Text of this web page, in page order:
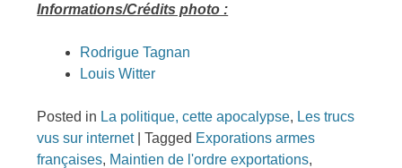
Informations/Crédits photo :
Rodrigue Tagnan
Louis Witter
Posted in La politique, cette apocalypse, Les trucs
vus sur internet
|Tagged Exporations armes
françaises, Maintien de l'ordre exportations,